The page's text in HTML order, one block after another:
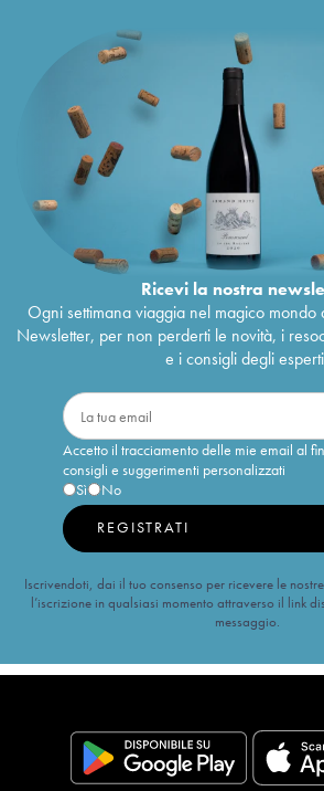
Ricevi la nostra
Ogni settimana viaggia nel magico mondo
Newsletter, per non perderti le novità, i
e i consigli degli
Accetto il tracciamento delle mie email al
consigli e suggerimenti personalizzati
Sì
No
REGISTRATI
Iscrivendoti, dai il tuo consenso per ricevere le
l’iscrizione in qualsiasi momento attraverso il link
messaggio.